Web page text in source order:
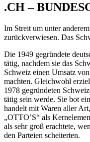
.CH –
Im Streit um unter
zurückverwiesen. Das
Die 1949 gegründete
tätig, nachdem sie das
Schweiz einen Umsatz
machten. Gleichwohl
1978 gegründeten
tätig sein werde. Sie bot
handelt mit Waren aller
„OTTO’S“ als
als sehr groß erachtete,
den Parteien scheiterten.